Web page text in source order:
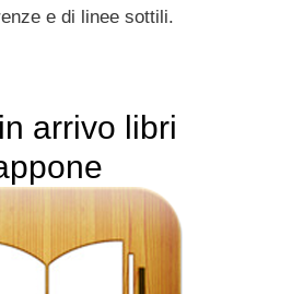
e di linee sottili.
arrivo libri